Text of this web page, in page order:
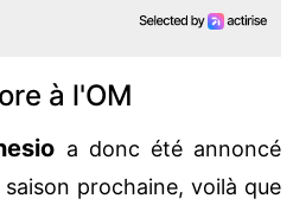
à l'OM
a donc été annoncé
saison prochaine, voilà que